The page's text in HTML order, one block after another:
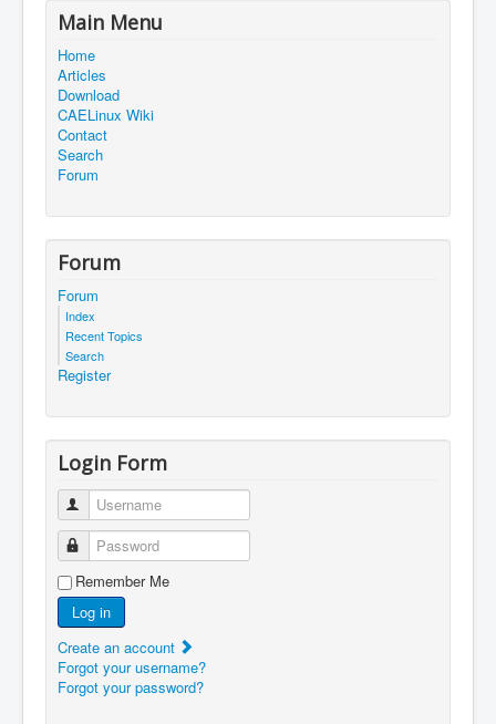
Main Menu
Home
Articles
Download
CAELinux Wiki
Contact
Search
Forum
Forum
Forum
Index
Recent Topics
Search
Register
Login Form
Username
Password
Remember Me
Log in
Create an account
Forgot your username?
Forgot your password?